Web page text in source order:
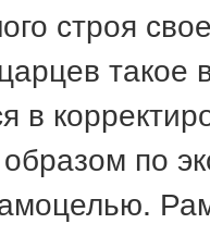
строя
такое
в
по